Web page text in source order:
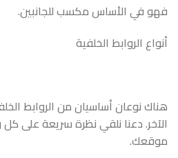
فهو في الأساس مكسب للجانبين.
أنواع الروابط الخلفية
هناك نوعان أساسيان من الروابط
الآخر. دعنا نلقي نظرة سريعة على
موقعك.